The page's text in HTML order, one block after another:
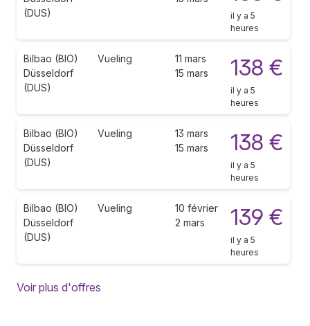
(DUS)
il y a 5
heures
Bilbao (BIO)
Düsseldorf
(DUS)
Vueling
11 mars
15 mars
138 €
il y a 5
heures
Bilbao (BIO)
Düsseldorf
(DUS)
Vueling
13 mars
15 mars
138 €
il y a 5
heures
Bilbao (BIO)
Düsseldorf
(DUS)
Vueling
10 février
2 mars
139 €
il y a 5
heures
Voir plus d'offres